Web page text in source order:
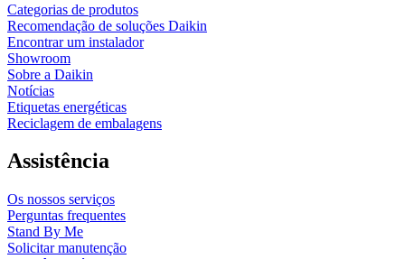
Categorias de produtos
Recomendação de soluções Daikin
Encontrar um instalador
Showroom
Sobre a Daikin
Notícias
Etiquetas energéticas
Reciclagem de embalagens
Assistência
Os nossos serviços
Perguntas frequentes
Stand By Me
Solicitar manutenção